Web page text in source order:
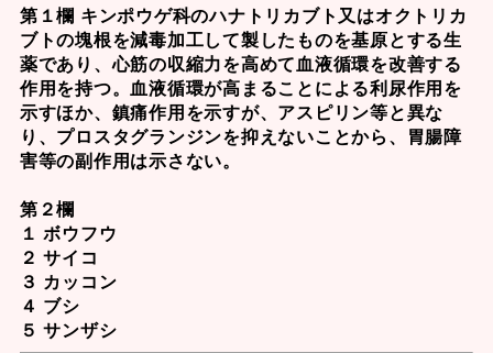
第１欄 キンポウゲ科のハナトリカブト又はオクトリカ
ブトの塊根を減毒加工して製したものを基原とする生
薬であり、心筋の収縮力を高めて血液循環を改善する
作用を持つ。血液循環が高まることによる利尿作用を
示すほか、鎮痛作用を示すが、アスピリン等と異な
り、プロスタグランジンを抑えないことから、胃腸障
害等の副作用は示さない。
第２欄
１ ボウフウ
２ サイコ
３ カッコン
４ ブシ
５ サンザシ